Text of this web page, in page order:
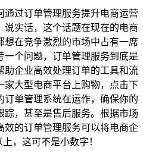
过订单管理服务提升电商运营
实话，这个话题在现在的电商
想在竞争激烈的市场中占有一席
一个问题，订单管理服务到底是
助企业高效处理订单的工具和流
家大型电商平台上购物，点击下
单管理系统在运作，确保你的
，甚至是售后服务。根据市场
效的订单管理服务可以将电商企
，这可不是小数字！